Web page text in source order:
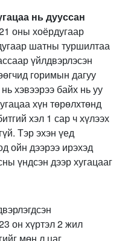
нь дууссан
оны хоёрдугаар
шатны туршилтаа
үйлдвэрлэсэн
горимын дагуу
хэвээрээ байх нь уу
хүн төрөлхтөнд
хэл 1 сар ч хүлээх
Тэр эхэн үед
ойн дээрээ ирэхэд
үндсэн дээр хугацааг
он хүртэл 2 жил
мөн л цаг